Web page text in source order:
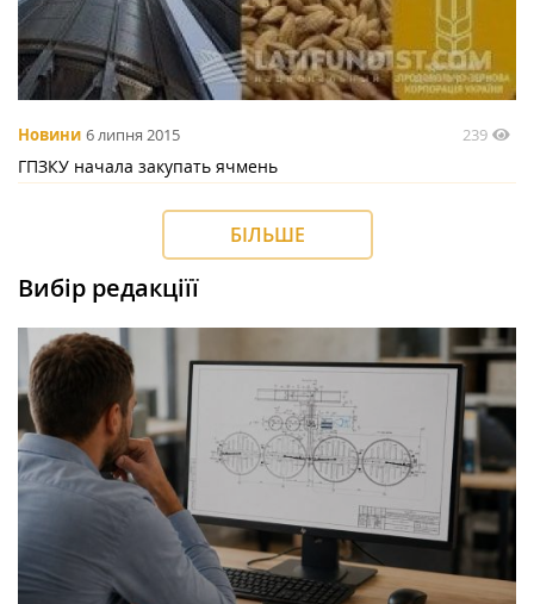
Новини 6 липня 2015 239
ГПЗКУ начала закупать ячмень
БІЛЬШЕ
Вибір редакціїї